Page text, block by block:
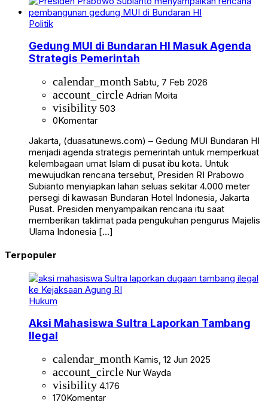
Politik
Gedung MUI di Bundaran HI Masuk Agenda
Strategis Pemerintah
calendar_month Sabtu, 7 Feb 2026
account_circle Adrian Moita
visibility 503
0Komentar
Jakarta, (duasatunews.com) – Gedung MUI Bundaran HI
menjadi agenda strategis pemerintah untuk memperkuat
kelembagaan umat Islam di pusat ibu kota. Untuk
mewujudkan rencana tersebut, Presiden RI Prabowo
Subianto menyiapkan lahan seluas sekitar 4.000 meter
persegi di kawasan Bundaran Hotel Indonesia, Jakarta
Pusat. Presiden menyampaikan rencana itu saat
memberikan taklimat pada pengukuhan pengurus Majelis
Ulama Indonesia […]
Terpopuler
Hukum
Aksi Mahasiswa Sultra Laporkan Tambang
Ilegal
calendar_month Kamis, 12 Jun 2025
account_circle Nur Wayda
visibility 4.176
170Komentar